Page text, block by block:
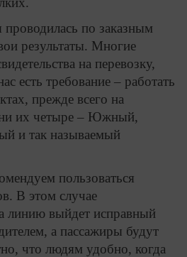
проводилась по заказным
результаты. Многие
на перевозку,
есть требование – работать
прежде всего на
их четыре – Южный,
и так называемый
пользоваться
В этом случае
линию выйдет исправный
а пассажиры будут
что людям удобно, когда